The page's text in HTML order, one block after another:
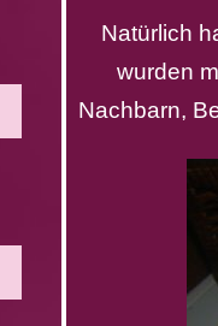
Natürlich
wurden
Nachbarn,